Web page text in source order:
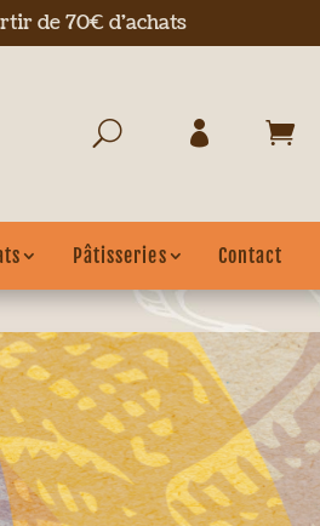
de 70€ d'achats
Pâtisseries Contact